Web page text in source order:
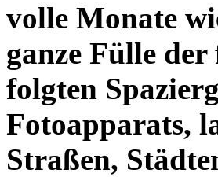
volle Monate
ganze Fülle
folgten
Fotoapparats,
Straßen,